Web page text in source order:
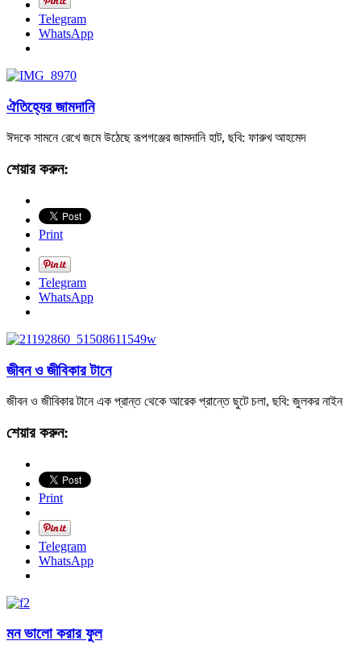
Telegram
WhatsApp
ঐতিহ্যের জামদানি
ঈদকে সামনে রেখে জমে উঠেছে রূপগঞ্জের জামদানি হাট, ছবি: ফারুখ আহমেদ
শেয়ার করুন:
Print
Telegram
WhatsApp
জীবন ও জীবিকার টানে
জীবন ও জীবিকার টানে এক প্রান্ত থেকে আরেক প্রান্তে ছুটে চলা, ছবি: জুলকর নাইন
শেয়ার করুন:
Print
Telegram
WhatsApp
মন ভালো করার ফুল